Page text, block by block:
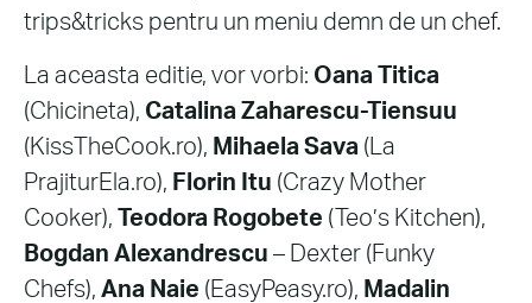
trips&tricks pentru un meniu demn de un chef.
La aceasta editie, vor vorbi: Oana Titica
(Chicineta), Catalina Zaharescu-Tiensuu
(KissTheCook.ro), Mihaela Sava (La
PrajiturEla.ro), Florin Itu (Crazy Mother
Cooker),
Teodora Rogobete (Teo’s Kitchen),
Bogdan Alexandrescu – Dexter (Funky
Chefs), Ana Naie (EasyPeasy.ro), Madalin